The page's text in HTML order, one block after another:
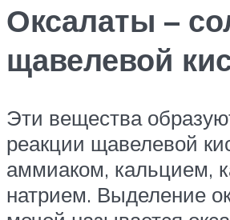
Оксалаты –
щавелевой
Эти вещества
реакции щавелевой
аммиаком, кальцием,
натрием. Выделение